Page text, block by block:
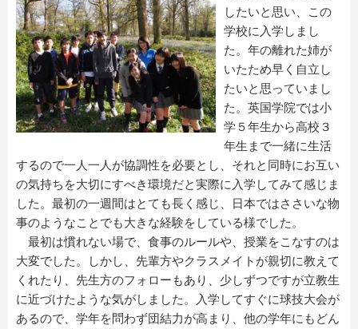
したいと思い、この
学校に入学しまし
た。年の離れた姉が
いたため早く自立し
たいと思っていまし
た。英国学院では小
学５年生から高校３
年生まで一緒に生活
するので一人一人が協調性を必要とし、それと同時にお互い
の気持ちを大切にすべき環境だと実際に入学してみて感じま
した。最初の一週間はとても長く感じ、日本ではささいな物
事のようなことでも大きな経験をしている様でした。
最初は慣れない場で、食事のルールや、授業をこなすのは
大変でした。しかし、先輩方やクラスメイトが親切に教えて
くれたり、先生方のフォローもあり、少しずつですが立教生
に近づけたような気がしました。入学してすぐに球技大会が
あるので、学年を問わず団結力が高まり、他の学年にもどん